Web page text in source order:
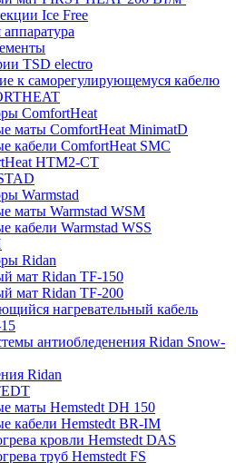
Ice Free
TSD electro
к саморегулирующемуся кабелю
ComfortHeat
маты ComfortHeat MinimatD
кабели ComfortHeat SMC
HTM2-CT
Warmstad
маты Warmstad WSM
кабели Warmstad WSS
Ridan
мат Ridan TF-150
мат Ridan TF-200
нагревательный кабель
антиобледенения Ridan Snow-
Ridan
маты Hemstedt DH 150
кабели Hemstedt BR-IM
кровли Hemstedt DAS
труб Hemstedt FS